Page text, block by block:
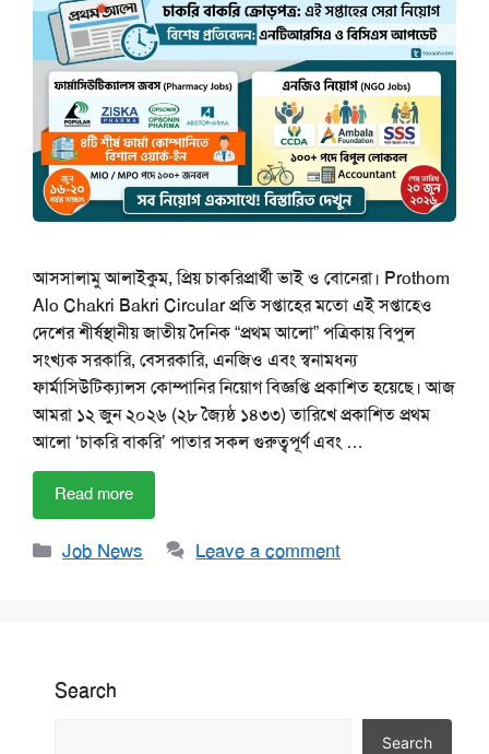
আসসালামু আলাইকুম, প্রিয় চাকরিপ্রার্থী ভাই ও বোনেরা। Prothom
Alo Chakri Bakri Circular প্রতি সপ্তাহের মতো এই সপ্তাহেও
দেশের শীর্ষস্থানীয় জাতীয় দৈনিক “প্রথম আলো” পত্রিকায় বিপুল
সংখ্যক সরকারি, বেসরকারি, এনজিও এবং স্বনামধন্য
ফার্মাসিউটিক্যালস কোম্পানির নিয়োগ বিজ্ঞপ্তি প্রকাশিত হয়েছে। আজ
আমরা ১২ জুন ২০২৬ (২৮ জ্যৈষ্ঠ ১৪৩৩) তারিখে প্রকাশিত প্রথম
আলো ‘চাকরি বাকরি’ পাতার সকল গুরুত্বপূর্ণ এবং …
Read more
Categories
Job News Leave a comment
Search
Search